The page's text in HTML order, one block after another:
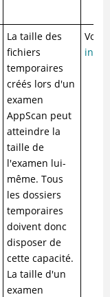
La taille des
fichiers
temporaires
créés lors d'un
examen
AppScan peut
atteindre la
taille de
l'examen lui-
même. Tous
les dossiers
temporaires
doivent donc
disposer de
cette capacité.
La taille d'un
examen
Voir :